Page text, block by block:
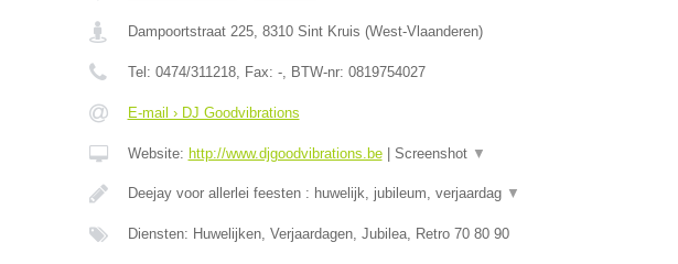
Dampoortstraat 225, 8310 Sint Kruis (West-Vlaanderen)
Tel: 0474/311218, Fax: -, BTW-nr: 0819754027
E-mail › DJ Goodvibrations
Website: http://www.djgoodvibrations.be| Screenshot ▼
Deejay voor allerlei feesten : huwelijk, jubileum, verjaardag ▼
Diensten: Huwelijken, Verjaardagen, Jubilea, Retro 70 80 90